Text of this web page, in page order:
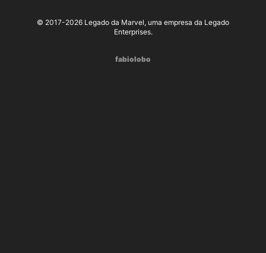
© 2017-2026 Legado da Marvel, uma empresa da Legado
Enterprises.
fabiolobo